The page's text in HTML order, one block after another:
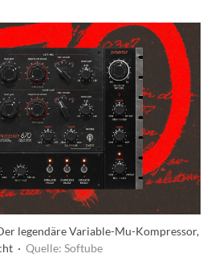
legendäre Variable-Mu-Kompressor,
· Quelle: Softube